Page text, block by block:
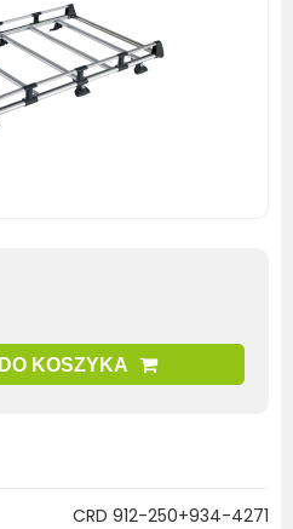
CRD 912-250+934-4271
DO KOSZYKA